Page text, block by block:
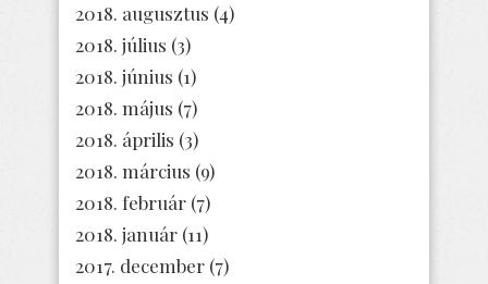
2018. augusztus (4)
2018. július (3)
2018. június (1)
2018. május (7)
2018. április (3)
2018. március (9)
2018. február (7)
2018. január (11)
2017. december (7)